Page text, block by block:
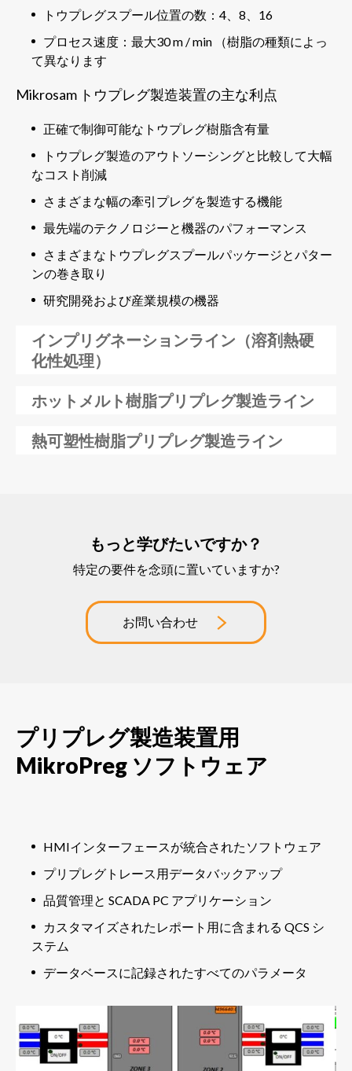
トウプレグスプール位置の数：4、8、16
プロセス速度：最大30 m / min （樹脂の種類によっ
て異なります
Mikrosam トウプレグ製造装置の主な利点
正確で制御可能なトウプレグ樹脂含有量
トウプレグ製造のアウトソーシングと比較して大幅
なコスト削減
さまざまな幅の牽引プレグを製造する機能
最先端のテクノロジーと機器のパフォーマンス
さまざまなトウプレグスプールパッケージとパター
ンの巻き取り
研究開発および産業規模の機器
インプリグネーションライン（溶剤熱硬
化性処理）
ホットメルト樹脂プリプレグ製造ライン
熱可塑性樹脂プリプレグ製造ライン
もっと学びたいですか？
特定の要件を念頭に置いていますか?
お問い合わせ
プリプレグ製造装置用
MikroPreg ソフトウェア
HMIインターフェースが統合されたソフトウェア
プリプレグトレース用データバックアップ
品質管理と SCADA PC アプリケーション
カスタマイズされたレポート用に含まれる QCS シ
ステム
データベースに記録されたすべてのパラメータ